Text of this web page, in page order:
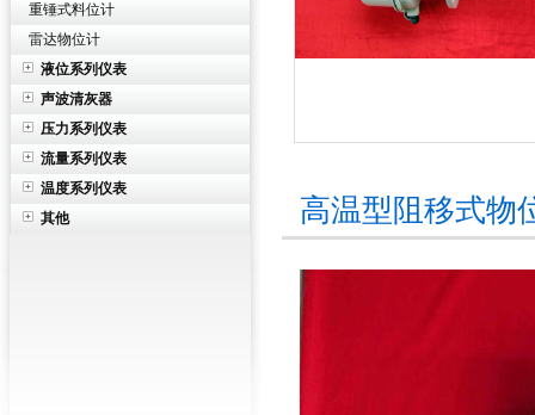
重锤式料位计
雷达物位计
液位系列仪表
声波清灰器
压力系列仪表
流量系列仪表
温度系列仪表
其他
高温型阻移式物